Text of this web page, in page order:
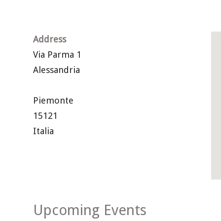
Address
Via Parma 1
Alessandria
Piemonte
15121
Italia
Upcoming Events